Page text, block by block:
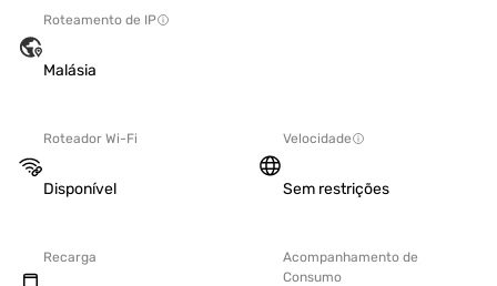
Roteamento de IP
Malásia
Roteador Wi-Fi
Disponível
Velocidade
Sem restrições
Recarga
Acompanhamento de
Consumo